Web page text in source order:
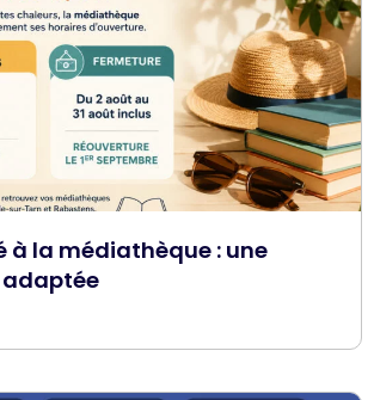
à la médiathèque : une